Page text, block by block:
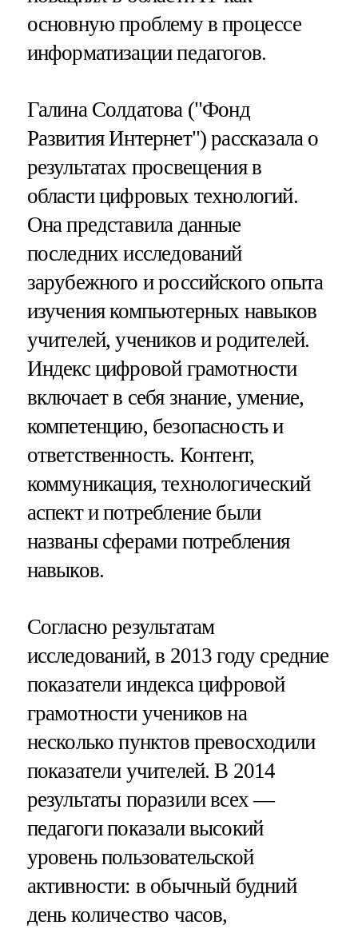
основную проблему в процессе
информатизации педагогов.
Галина Солдатова ("Фонд
Развития Интернет") рассказала о
результатах просвещения в
области цифровых технологий.
Она представила данные
последних исследований
зарубежного и российского опыта
изучения компьютерных навыков
учителей, учеников и родителей.
Индекс цифровой грамотности
включает в себя знание, умение,
компетенцию, безопасность и
ответственность. Контент,
коммуникация, технологический
аспект и потребление были
названы сферами потребления
навыков.
Согласно результатам
исследований, в 2013 году средние
показатели индекса цифровой
грамотности учеников на
несколько пунктов превосходили
показатели учителей. В 2014
результаты поразили всех —
педагоги показали высокий
уровень пользовательской
активности: в обычный будний
день количество часов,